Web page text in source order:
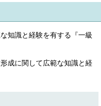
知識と経験を有する『一級
成に関して広範な知識と経